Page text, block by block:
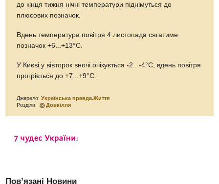
до кінця тижня нічні температури піднімуться до
плюсових позначок.
Вдень температура повітря 4 листопада сягатиме
позначок +6...+13°С.
У Києві у вівторок вночі очікується -2...-4°С, вдень повітря
прогріється до +7...+9°С.
Джерело:Українська правда.Життя
Розділи:
Довкілля
Пов’язані Новини